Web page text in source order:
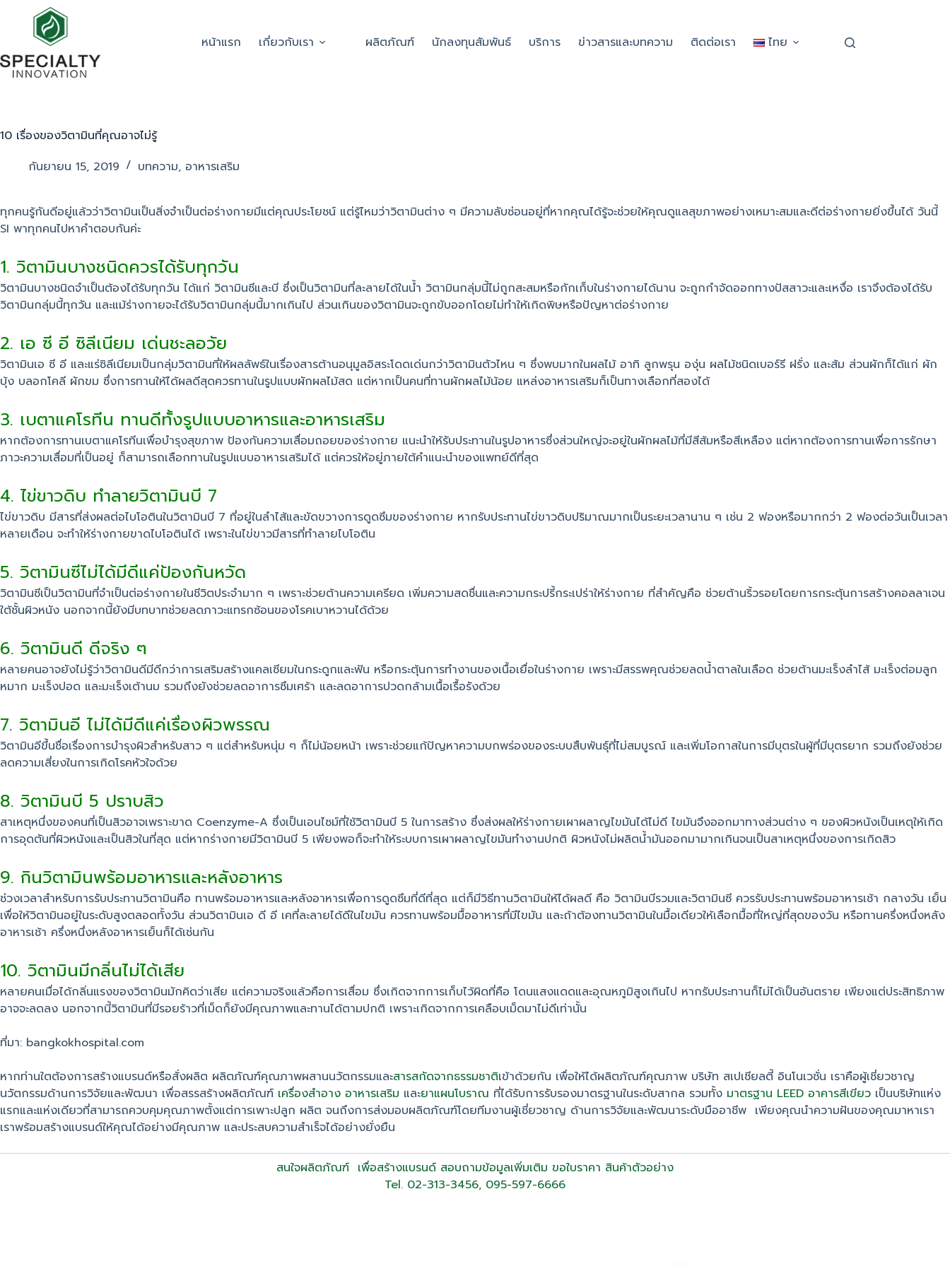
หน้าแรก เกี่ยวกับเรา ผลิตภัณฑ์ นักลงทุนสัมพันธ์ บริการ ข่าวสารและบทความ ติดต่อเรา ไทย
10 เรื่องของวิตามินที่คุณอาจไม่รู้
กันยายน 15, 2019
บทความ, อาหารเสริม
ทุกคนรู้กันดีอยู่แล้วว่าวิตามินเป็นสิ่งจำเป็นต่อร่างกายมีแต่คุณประโยชน์ แต่รู้ไหมว่าวิตามินต่าง ๆ มีความลับซ่อนอยู่ที่หากคุณได้รู้จะช่วยให้คุณดูแลสุขภาพอย่างเหมาะสมและดีต่อร่างกายยิ่งขึ้นได้ วันนี้
SI พาทุกคนไปหาคำตอบกันค่ะ
1. วิตามินบางชนิดควรได้รับทุกวัน
วิตามินบางชนิดจำเป็นต้องได้รับทุกวัน ได้แก่ วิตามินซีและบี ซึ่งเป็นวิตามินที่ละลายได้ในน้ำ วิตามินกลุ่มนี้ไม่ถูกสะสมหรือกักเก็บในร่างกายได้นาน จะถูกกำจัดออกทางปัสสาวะและเหงื่อ เราจึงต้องได้รับ
วิตามินกลุ่มนี้ทุกวัน และแม้ร่างกายจะได้รับวิตามินกลุ่มนี้มากเกินไป ส่วนเกินของวิตามินจะถูกขับออกโดยไม่ทำให้เกิดพิษหรือปัญหาต่อร่างกาย
2. เอ ซี อี ซิลีเนียม เด่นชะลอวัย
วิตามินเอ ซี อี และแร่ซิลีเนียมเป็นกลุ่มวิตามินที่ให้ผลลัพธ์ในเรื่องสารต้านอนุมูลอิสระโดดเด่นกว่าวิตามินตัวไหน ๆ ซึ่งพบมากในผลไม้ อาทิ ลูกพรุน องุ่น ผลไม้ชนิดเบอร์รี ฝรั่ง และส้ม ส่วนผักก็ได้แก่ ผัก
บุ้ง บลอกโคลี ผักขม ซึ่งการทานให้ได้ผลดีสุดควรทานในรูปแบบผักผลไม้สด แต่หากเป็นคนที่ทานผักผลไม้น้อย แหล่งอาหารเสริมก็เป็นทางเลือกที่สองได้
3. เบตาแคโรทีน ทานดีทั้งรูปแบบอาหารและอาหารเสริม
หากต้องการทานเบตาแคโรทีนเพื่อบำรุงสุขภาพ ป้องกันความเสื่อมถอยของร่างกาย แนะนำให้รับประทานในรูปอาหารซึ่งส่วนใหญ่จะอยู่ในผักผลไม้ที่มีสีส้มหรือสีเหลือง แต่หากต้องการทานเพื่อการรักษา
ภาวะความเสื่อมที่เป็นอยู่ ก็สามารถเลือกทานในรูปแบบอาหารเสริมได้ แต่ควรให้อยู่ภายใต้คำแนะนำของแพทย์ดีที่สุด
4. ไข่ขาวดิบ ทำลายวิตามินบี 7
ไข่ขาวดิบ มีสารที่ส่งผลต่อไบโอตินในวิตามินบี 7 ที่อยู่ในลำไส้และขัดขวางการดูดซึมของร่างกาย หากรับประทานไข่ขาวดิบปริมาณมากเป็นระยะเวลานาน ๆ เช่น 2 ฟองหรือมากกว่า 2 ฟองต่อวันเป็นเวลา
หลายเดือน จะทำให้ร่างกายขาดไบโอตินได้ เพราะในไข่ขาวมีสารที่ทำลายไบโอติน
5. วิตามินซีไม่ได้มีดีแค่ป้องกันหวัด
วิตามินซีเป็นวิตามินที่จำเป็นต่อร่างกายในชีวิตประจำมาก ๆ เพราะช่วยต้านความเครียด เพิ่มความสดชื่นและความกระปรี้กระเปร่าให้ร่างกาย ที่สำคัญคือ ช่วยต้านริ้วรอยโดยการกระตุ้นการสร้างคอลลาเจน
ใต้ชั้นผิวหนัง นอกจากนี้ยังมีบทบาทช่วยลดภาวะแทรกซ้อนของโรคเบาหวานได้ด้วย
6. วิตามินดี ดีจริง ๆ
หลายคนอาจยังไม่รู้ว่าวิตามินดีมีดีกว่าการเสริมสร้างแคลเซียมในกระดูกและฟัน หรือกระตุ้นการทำงานของเนื้อเยื่อในร่างกาย เพราะมีสรรพคุณช่วยลดน้ำตาลในเลือด ช่วยต้านมะเร็งลำไส้ มะเร็งต่อมลูก
หมาก มะเร็งปอด และมะเร็งเต้านม รวมถึงยังช่วยลดอาการซึมเศร้า และลดอาการปวดกล้ามเนื้อเรื้อรังด้วย
7. วิตามินอี ไม่ได้มีดีแค่เรื่องผิวพรรณ
วิตามินอีขึ้นชื่อเรื่องการบำรุงผิวสำหรับสาว ๆ แต่สำหรับหนุ่ม ๆ ก็ไม่น้อยหน้า เพราะช่วยแก้ปัญหาความบกพร่องของระบบสืบพันธุ์ที่ไม่สมบูรณ์ และเพิ่มโอกาสในการมีบุตรในผู้ที่มีบุตรยาก รวมถึงยังช่วย
ลดความเสี่ยงในการเกิดโรคหัวใจด้วย
8. วิตามินบี 5 ปราบสิว
สาเหตุหนึ่งของคนที่เป็นสิวอาจเพราะขาด Coenzyme-A ซึ่งเป็นเอนไซม์ที่ใช้วิตามินบี 5 ในการสร้าง ซึ่งส่งผลให้ร่างกายเผาผลาญไขมันได้ไม่ดี ไขมันจึงออกมาทางส่วนต่าง ๆ ของผิวหนังเป็นเหตุให้เกิด
การอุดตันที่ผิวหนังและเป็นสิวในที่สุด แต่หากร่างกายมีวิตามินบี 5 เพียงพอก็จะทำให้ระบบการเผาผลาญไขมันทำงานปกติ ผิวหนังไม่ผลิตน้ำมันออกมามากเกินจนเป็นสาเหตุหนึ่งของการเกิดสิว
9. กินวิตามินพร้อมอาหารและหลังอาหาร
ช่วงเวลาสำหรับการรับประทานวิตามินคือ ทานพร้อมอาหารและหลังอาหารเพื่อการดูดซึมที่ดีที่สุด แต่ก็มีวิธีทานวิตามินให้ได้ผลดี คือ วิตามินบีรวมและวิตามินซี ควรรับประทานพร้อมอาหารเช้า กลางวัน เย็น
เพื่อให้วิตามินอยู่ในระดับสูงตลอดทั้งวัน ส่วนวิตามินเอ ดี อี เคที่ละลายได้ดีในไขมัน ควรทานพร้อมมื้ออาหารที่มีไขมัน และถ้าต้องทานวิตามินในมื้อเดียวให้เลือกมื้อที่ใหญ่ที่สุดของวัน หรือทานครึ่งหนึ่งหลัง
อาหารเช้า ครึ่งหนึ่งหลังอาหารเย็นก็ได้เช่นกัน
10. วิตามินมีกลิ่นไม่ได้เสีย
หลายคนเมื่อได้กลิ่นแรงของวิตามินมักคิดว่าเสีย แต่ความจริงแล้วคือการเสื่อม ซึ่งเกิดจากการเก็บไว้ผิดที่คือ โดนแสงแดดและอุณหภูมิสูงเกินไป หากรับประทานก็ไม่ได้เป็นอันตราย เพียงแต่ประสิทธิภาพ
อาจจะลดลง นอกจากนี้วิตามินที่มีรอยร้าวที่เม็ดก็ยังมีคุณภาพและทานได้ตามปกติ เพราะเกิดจากการเคลือบเม็ดมาไม่ดีเท่านั้น
ที่มา: bangkokhospital.com
หากท่านใตต้องการสร้างแบรนด์หรือสั่งผลิต ผลิตภัณฑ์คุณภาพผสานนวัตกรรมและสารสกัดจากธรรมชาติเข้าด้วยกัน เพื่อให้ได้ผลิตภัณฑ์คุณภาพ บริษัท สเปเชียลตี้ อินโนเวชั่น เราคือผู้เชี่ยวชาญ
นวัตกรรมด้านการวิจัยและพัฒนา เพื่อสรรสร้างผลิตภัณฑ์ เครื่องสำอาง อาหารเสริม และยาแผนโบราณ ที่ได้รับการรับรองมาตรฐานในระดับสากล รวมทั้ง มาตรฐาน LEED อาคารสีเขียว เป็นบริษัทแห่ง
แรกและแห่งเดียวที่สามารถควบคุมคุณภาพตั้งแต่การเพาะปลูก ผลิต จนถึงการส่งมอบผลิตภัณฑ์โดยทีมงานผู้เชี่ยวชาญ ด้านการวิจัยและพัฒนาระดับมืออาชีพ เพียงคุณนำความฝันของคุณมาหาเรา
เราพร้อมสร้างแบรนด์ให้คุณได้อย่างมีคุณภาพ และประสบความสำเร็จได้อย่างยั่งยืน
สนใจผลิตภัณฑ์ เพื่อสร้างแบรนด์ สอบถามข้อมูลเพิ่มเติม ขอใบราคา สินค้าตัวอย่าง
Tel. 02-313-3456, 095-597-6666